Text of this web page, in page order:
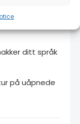
volumrabatt
ditt språk
på uåpnede